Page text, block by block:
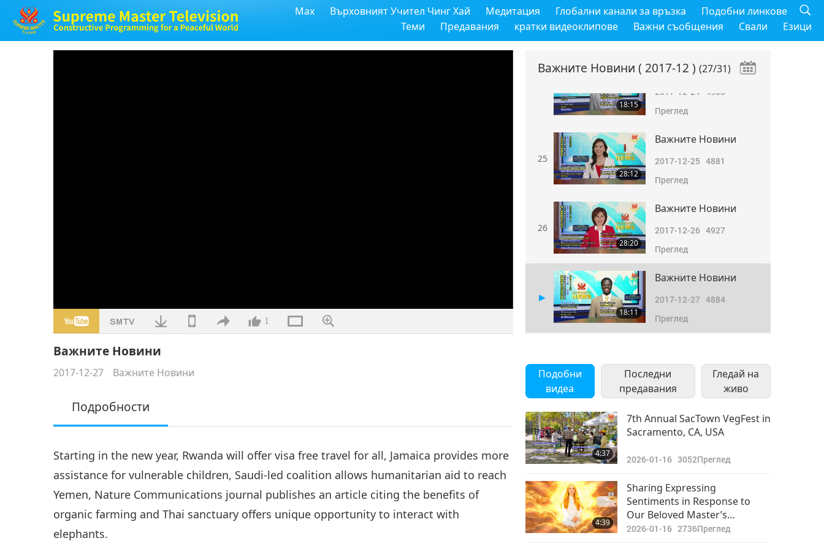
Max Върховният Учител Чинг Хай Медитация Глобални канали за връзка
Подобни линкове
Теми
Предавания кратки видеоклипове Важни съобщения Свали Езици
1
Важните Новини
2017-12-27 Важните Новини
Подробности
Starting in the new year, Rwanda will offer visa free travel for all, Jamaica provides more
assistance for vulnerable children, Saudi-led coalition allows humanitarian aid to reach
Yemen, Nature Communications journal publishes an article citing the benefits of
organic farming and Thai sanctuary offers unique opportunity to interact with
elephants.
Важните Новини ( 2017-12 ) (27/31)
2017-12-234827
Преглед
18:15
Важните Новини
2017-12-24 4933
Преглед
25
28:12
Важните Новини
2017-12-25 4881
Преглед
26
28:20
Важните Новини
2017-12-26 4927
Преглед
18:11
Важните Новини
2017-12-27 4884
Преглед
28 2017-12-28
5067
Преглед
29
Важните Новини
2017-12-29 4928
Преглед
30
17:47
Важните Новини
2017-12-305053
Преглед
Подобни
видеа
Последни
предавания
Гледай на
живо
4:37
7th Annual SacTown VegFest in
Sacramento, CA, USA
2026-01-16 3052Преглед
4:39
Sharing Expressing
Sentiments in Response to
Our Beloved Master’s
Thoughtful and Powerful
2026-01-16 2736Преглед